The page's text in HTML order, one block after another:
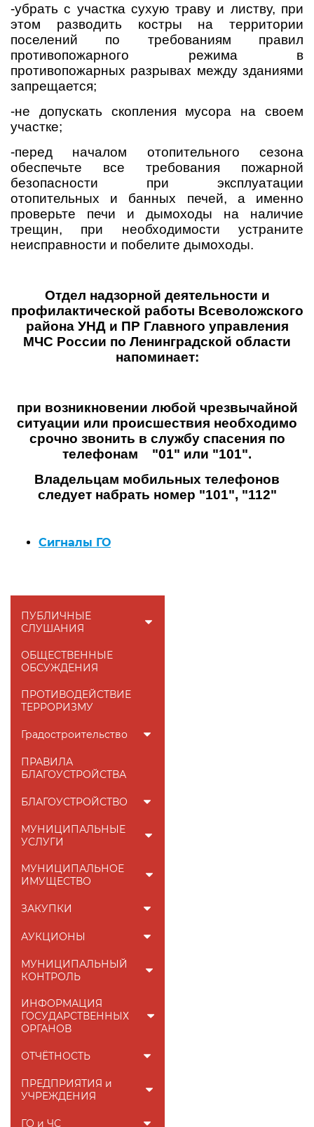
-убрать с участка сухую траву и листву, при
этом разводить костры на территории
поселений по требованиям правил
противопожарного режима в
противопожарных разрывах между зданиями
запрещается;
-не допускать скопления мусора на своем
участке;
-перед началом отопительного сезона
обеспечьте все требования пожарной
безопасности при эксплуатации
отопительных и банных печей, а именно
проверьте печи и дымоходы на наличие
трещин, при необходимости устраните
неисправности и побелите дымоходы.
Отдел надзорной деятельности и
профилактической работы Всеволожского
района УНД и ПР Главного управления
МЧС России по Ленинградской области
напоминает:
при возникновении любой чрезвычайной
ситуации или происшествия необходимо
срочно звонить в службу спасения по
телефонам "01" или "101".
Владельцам мобильных телефонов
следует набрать номер "101", "112"
Сигналы ГО
ПУБЛИЧНЫЕ
СЛУШАНИЯ
ОБЩЕСТВЕННЫЕ
ОБСУЖДЕНИЯ
ПРОТИВОДЕЙСТВИЕ
ТЕРРОРИЗМУ
Градостроительство
ПРАВИЛА
БЛАГОУСТРОЙСТВА
БЛАГОУСТРОЙСТВО
МУНИЦИПАЛЬНЫЕ
УСЛУГИ
МУНИЦИПАЛЬНОЕ
ИМУЩЕСТВО
ЗАКУПКИ
АУКЦИОНЫ
МУНИЦИПАЛЬНЫЙ
КОНТРОЛЬ
ИНФОРМАЦИЯ
ГОСУДАРСТВЕННЫХ
ОРГАНОВ
ОТЧЁТНОСТЬ
ПРЕДПРИЯТИЯ и
УЧРЕЖДЕНИЯ
ГО и ЧС